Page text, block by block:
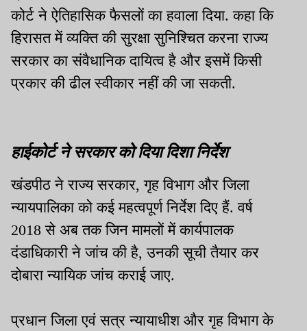
कोर्ट ने ऐतिहासिक फैसलों का हवाला दिया. कहा कि
हिरासत में व्यक्ति की सुरक्षा सुनिश्चित करना राज्य
सरकार का संवैधानिक दायित्व है और इसमें किसी
प्रकार की ढील स्वीकार नहीं की जा सकती.
हाईकोर्ट ने सरकार को दिया दिशा निर्देश
खंडपीठ ने राज्य सरकार, गृह विभाग और जिला
न्यायपालिका को कई महत्वपूर्ण निर्देश दिए हैं. वर्ष
2018 से अब तक जिन मामलों में कार्यपालक
दंडाधिकारी ने जांच की है, उनकी सूची तैयार कर
दोबारा न्यायिक जांच कराई जाए.
प्रधान जिला एवं सत्र न्यायाधीश और गृह विभाग के